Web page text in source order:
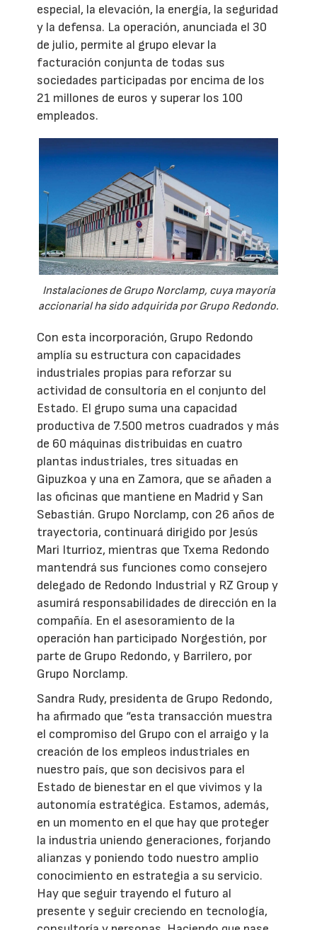
especial, la elevación, la energía, la seguridad
y la defensa. La operación, anunciada el 30
de julio, permite al grupo elevar la
facturación conjunta de todas sus
sociedades participadas por encima de los
21 millones de euros y superar los 100
empleados.
Instalaciones de Grupo Norclamp, cuya mayoría
accionarial ha sido adquirida por Grupo Redondo.
Con esta incorporación, Grupo Redondo
amplía su estructura con capacidades
industriales propias para reforzar su
actividad de consultoría en el conjunto del
Estado. El grupo suma una capacidad
productiva de 7.500 metros cuadrados y más
de 60 máquinas distribuidas en cuatro
plantas industriales, tres situadas en
Gipuzkoa y una en Zamora, que se añaden a
las oficinas que mantiene en Madrid y San
Sebastián. Grupo Norclamp, con 26 años de
trayectoria, continuará dirigido por Jesús
Mari Iturrioz, mientras que Txema Redondo
mantendrá sus funciones como consejero
delegado de Redondo Industrial y RZ Group y
asumirá responsabilidades de dirección en la
compañía. En el asesoramiento de la
operación han participado Norgestión, por
parte de Grupo Redondo, y Barrilero, por
Grupo Norclamp.
Sandra Rudy, presidenta de Grupo Redondo,
ha afirmado que “esta transacción muestra
el compromiso del Grupo con el arraigo y la
creación de los empleos industriales en
nuestro país, que son decisivos para el
Estado de bienestar en el que vivimos y la
autonomía estratégica. Estamos, además,
en un momento en el que hay que proteger
la industria uniendo generaciones, forjando
alianzas y poniendo todo nuestro amplio
conocimiento en estrategia a su servicio.
Hay que seguir trayendo el futuro al
presente y seguir creciendo en tecnología,